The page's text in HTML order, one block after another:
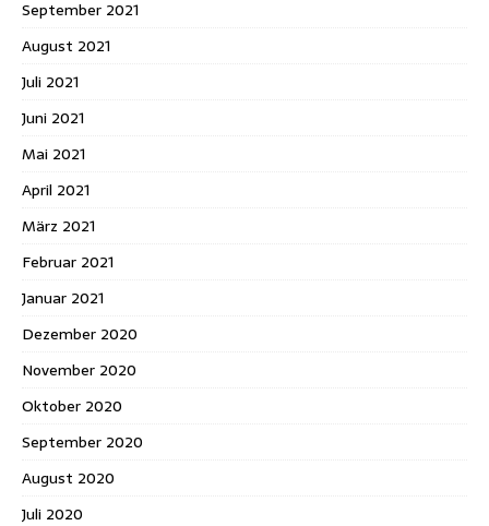
September 2021
August 2021
Juli 2021
Juni 2021
Mai 2021
April 2021
März 2021
Februar 2021
Januar 2021
Dezember 2020
November 2020
Oktober 2020
September 2020
August 2020
Juli 2020